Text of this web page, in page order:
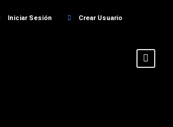
Iniciar Sesión Crear Usuario